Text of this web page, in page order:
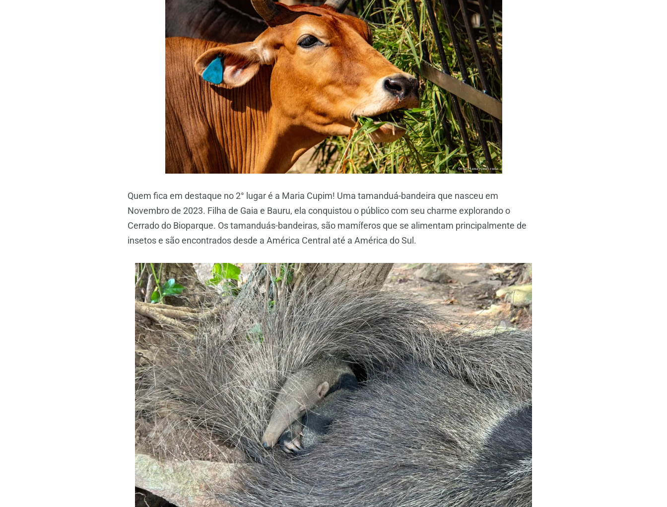
Quem fica em destaque no 2° lugar é a Maria Cupim! Uma tamanduá-bandeira que nasceu em
Novembro de 2023. Filha de Gaia e Bauru, ela conquistou o público com seu charme explorando o
Cerrado do Bioparque. Os tamanduás-bandeiras, são mamíferos que se alimentam principalmente de
insetos e são encontrados desde a América Central até a América do Sul.